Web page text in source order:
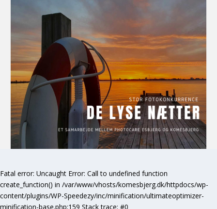
Fatal error: Uncaught Error: Call to undefined function
create_function() in /var/www/vhosts/komesbjerg.dk/httpdocs/wp-
content/plugins/WP-Speedezy/inc/minification/ultimateoptimizer-
minification-base.php:159 Stack trace: #0